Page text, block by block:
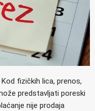
Kod fizičkih lica, prenos,
predstavljati poreski
nije prodaja